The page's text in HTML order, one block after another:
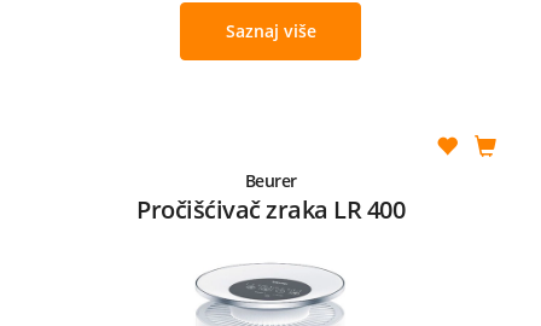
Saznaj više
Beurer
Pročišćivač zraka LR 400